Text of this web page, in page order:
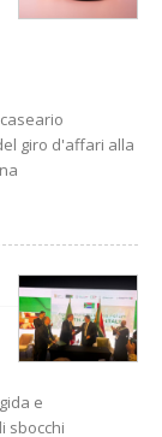
giro d'affari alla
e
sbocchi